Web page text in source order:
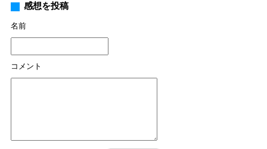
感想を投稿
名前
コメント